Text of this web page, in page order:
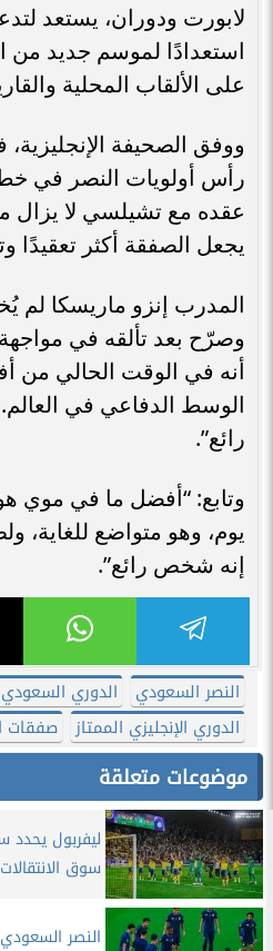
لابورت ودوران، يستعد
استعدادًا لموسم جديد من
على الألقاب المحلية
ووفق الصحيفة
رأس أولويات النصر في
يجعل الصفقة أكثر تعقيدًا
المدرب إنزو ماريسكا لم
وصرّح بعد تألقه في مواجهة
أنه في الوقت الحالي من
الوسط الدفاعي في
رائع”.
وتابع: “أفضل ما في موي
يوم، وهو متواضع للغاية،
إنه شخص رائع”.
النصر السعودي
الدوري
الدوري الإنجليزي الممتاز
صفقات
موضوعات متعلقة
ليفربول
سوق
النصر